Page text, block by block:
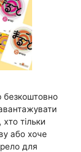
безкоштовно
тільки
або хоче
для